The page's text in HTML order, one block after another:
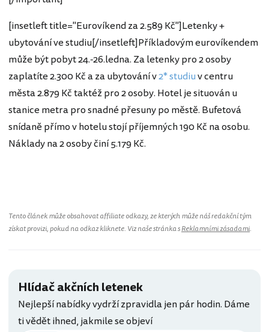
[insetleft title="Eurovíkend za 2.589 Kč"]Letenky +
ubytování ve studiu[/insetleft]Příkladovým eurovíkendem
může být pobyt 24.-26.ledna. Za letenky pro 2 osoby
zaplatíte 2.300 Kč a za ubytování v2* studiuv centru
města 2.879 Kč taktéž pro 2 osoby. Hotel je situován u
stanice metra pro snadné přesuny po městě. Bufetová
snídaně přímo v hotelu stojí příjemných 190 Kč na osobu.
Náklady na 2 osoby činí 5.179 Kč.
Tento článek může obsahovat affiliate odkazy, ze kterých může náš redakční tým
získat provizi, pokud na odkaz kliknete. Viz naše stránka sReklamními zásadami.
Hlídač akčních letenek
Nejlepší nabídky vydrží zpravidla jen pár hodin. Dáme
ti vědět ihned, jakmile se objeví